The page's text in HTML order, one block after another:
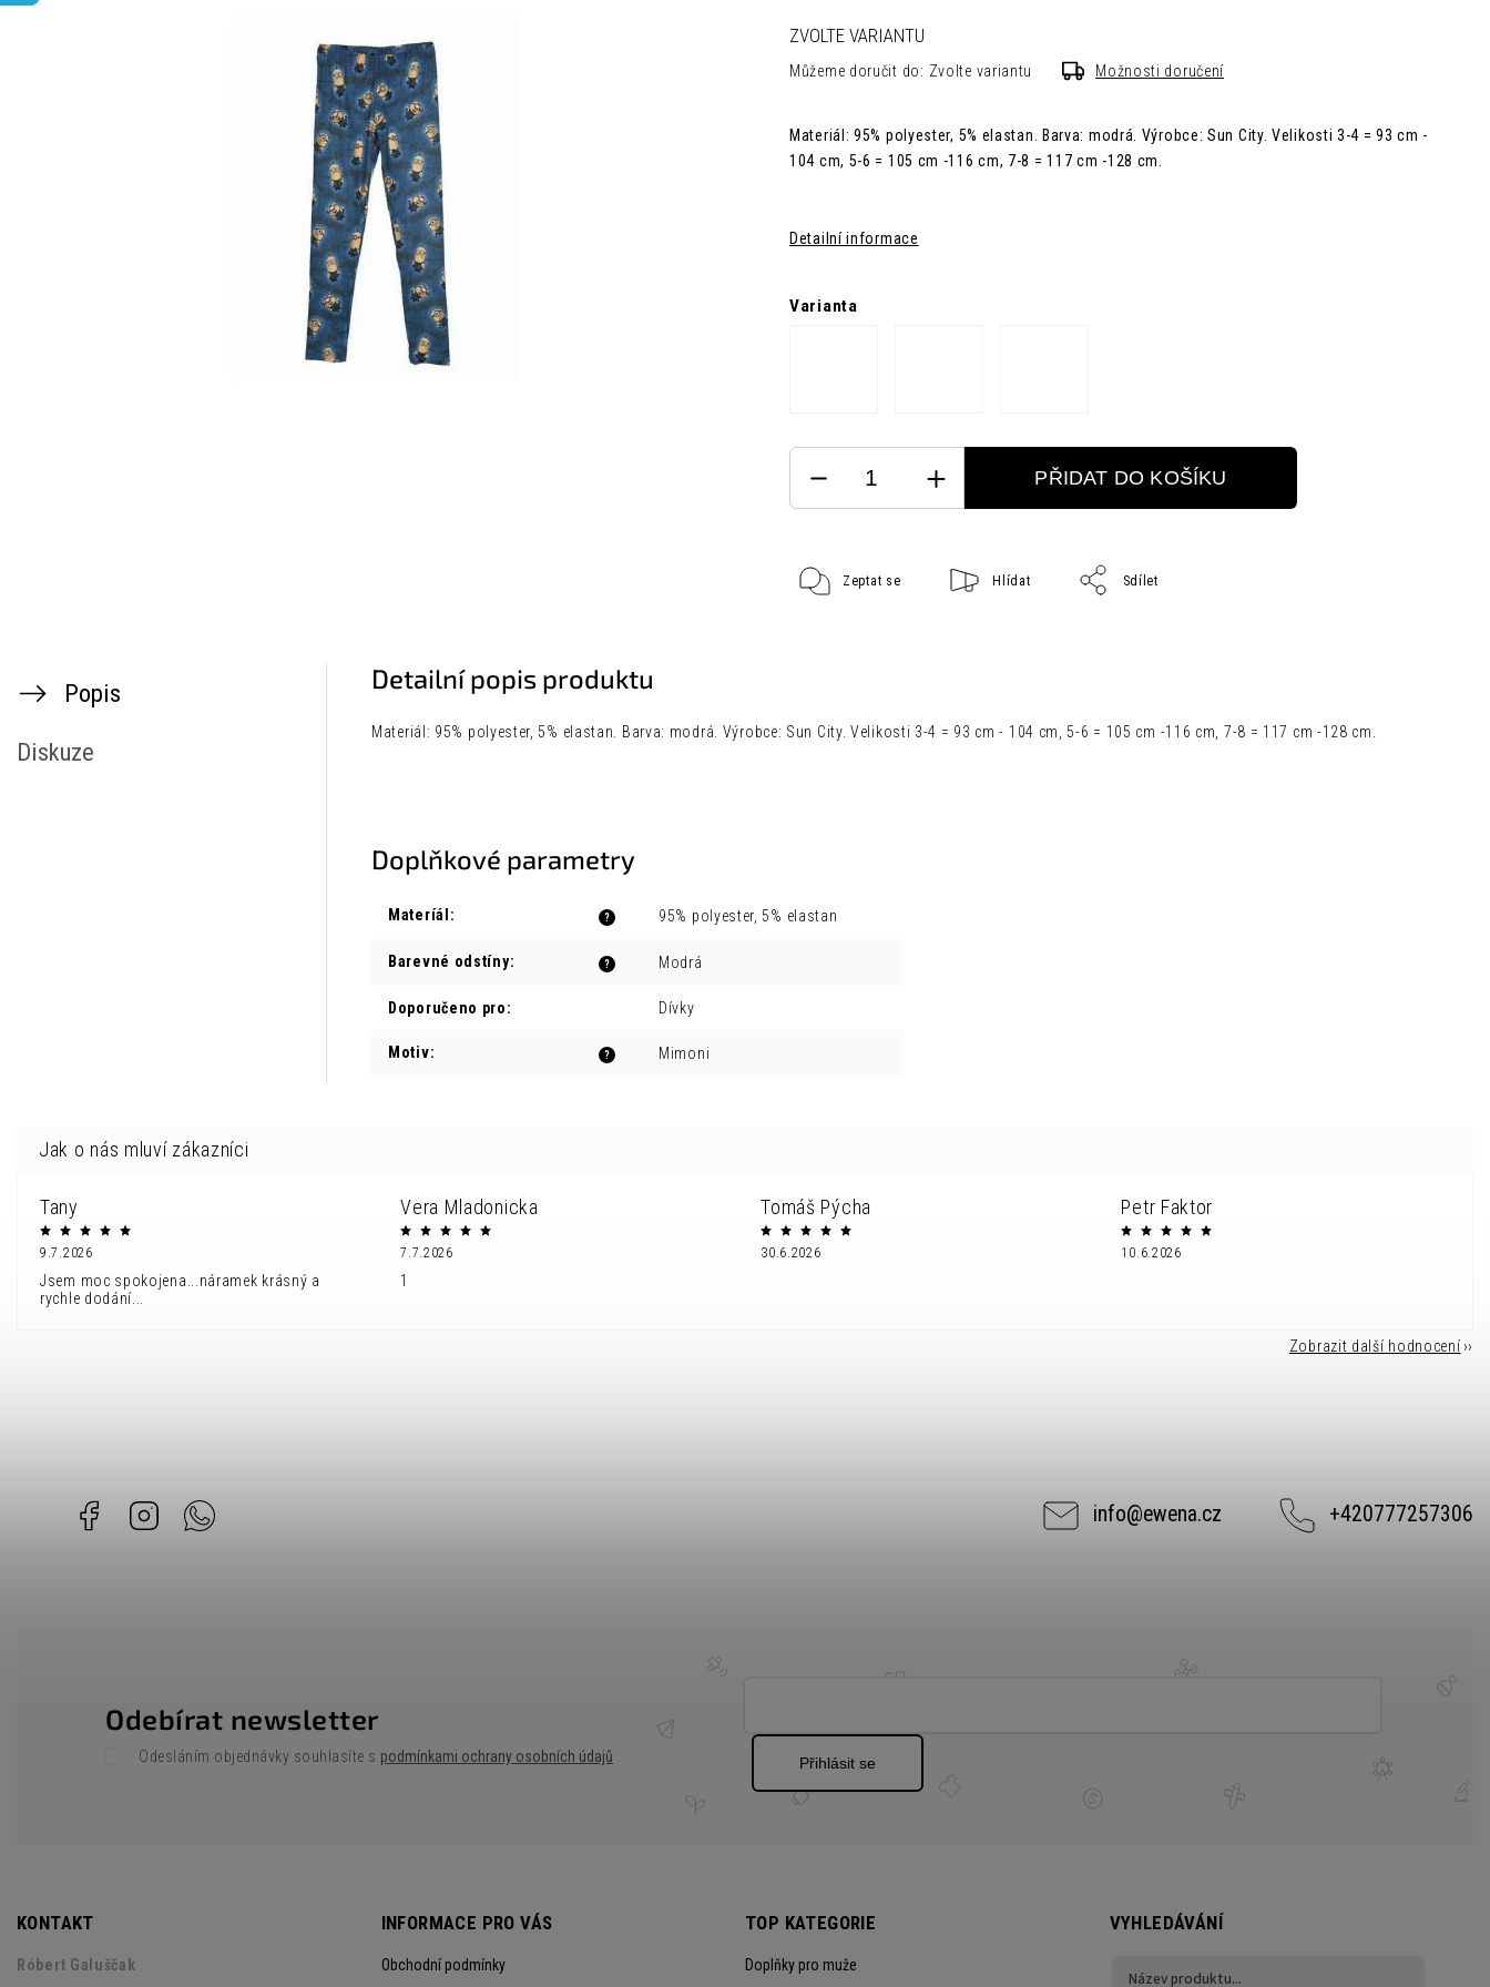
Materiál: 95% polyester, 5% elastan. Barva: modrá. Výrobce: Sun City. Velikosti 3-4 = 93 cm -
104 cm, 5-6 = 105 cm -116 cm, 7-8 = 117 cm -128 cm.
Detailní informace
Varianta
ZVOLTE VARIANTU
Můžeme doručit do: Zvolte variantu Možnosti doručení
PŘIDAT DO KOŠÍKU
Zeptat se Hlídat Sdílet
Popis
Diskuze
Detailní popis produktu
Materiál: 95% polyester, 5% elastan. Barva: modrá. Výrobce: Sun City. Velikosti 3-4 = 93 cm - 104 cm, 5-6 = 105 cm -116 cm, 7-8 = 117 cm -128 cm.
Doplňkové parametry
?
Materíál : 95% polyester, 5% elastan
?
Barevné odstíny: Modrá
Doporučeno pro: Dívky
?
Motiv: Mimoni
Tany
9.7.2026
Jsem moc spokojena...náramek krásný a
rychle dodání...
Vera Mladonicka
7.7.2026
1
Tomáš Pýcha
30.6.2026
Petr Faktor
10.6.2026
Zobrazit další hodnocení
Facebook Instagram info@ewena.cz +420777257306
KONTAKT
Róbert Galuščak
INFORMACE PRO VÁS
Obchodní podmínky
Odebírat newsletter
Odesláním objednávky souhlasíte s podmínkami ochrany osobních údajů Přihlásit se
TOP KATEGORIE
Doplňky pro muže
VYHLEDÁVÁNÍ